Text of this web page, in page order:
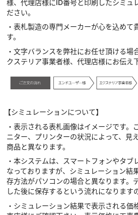
様、代理店様にID番号と印刷したシミュ
ださい。
・表札製造の専門メーカーが心を込めて
す。
・文字バランスを弊社にお任せ頂ける場
クステリア事業者様、代理店様にお伝え
【シミュレーションについて】
・表示される表札画像はイメージです。
ニター、プリンターの状況によって、見
商品と異なります。
・本システムは、スマートフォンやタブ
なっておりますが、シミュレーション結
存方法がパソコンの場合と異なります。
した後に保存するという流れになります
・シミュレーション結果で表示される価